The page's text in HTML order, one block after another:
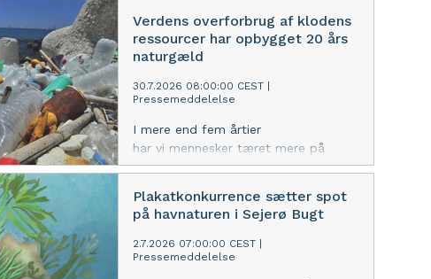
pindsvinebestand beder WWF og Dr.
Pindsvin danskerne om at tælle
pindsvin lørdag den 8. august.
Verdens overforbrug af klodens
ressourcer har opbygget 20 års
naturgæld
30.7.2026 08:00:00 CEST
Pressemeddelelse
I mere end fem årtier
har vi mennesker tæret mere på
naturen, end den kan bære. I år er
år allerede 30. juli. Det skader
økosystemer, truer dyr og planter,
forværrer klimaforandringer og øger den
globale ressourceknaphed. Danmark
Plakatkonkurrence sætter spot
på havnaturen i Sejerø Bugt
2.7.2026 07:00:00 CEST
Pressemeddelelse